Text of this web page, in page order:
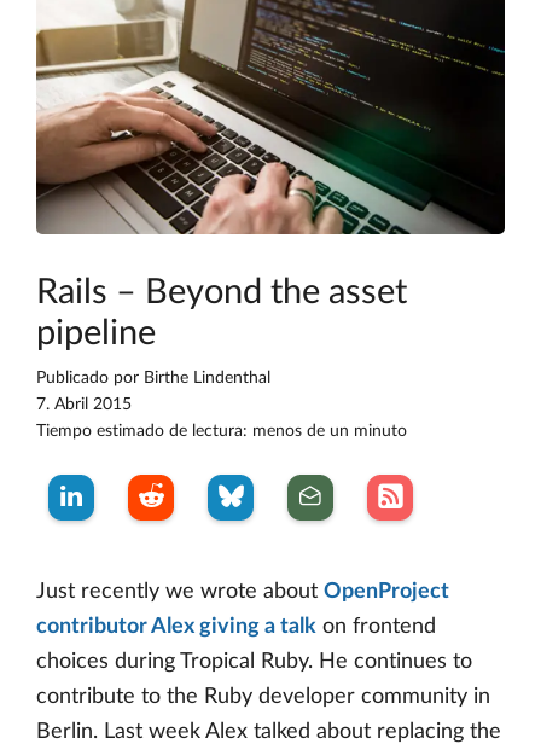
Rails – Beyond the asset
pipeline
Publicado por Birthe Lindenthal
7. Abril 2015
Tiempo estimado de lectura: menos de un minuto
Just recently we wrote about OpenProject
contributor Alex giving a talk on frontend
choices during Tropical Ruby. He continues to
contribute to the Ruby developer community in
Berlin. Last week Alex talked about replacing the